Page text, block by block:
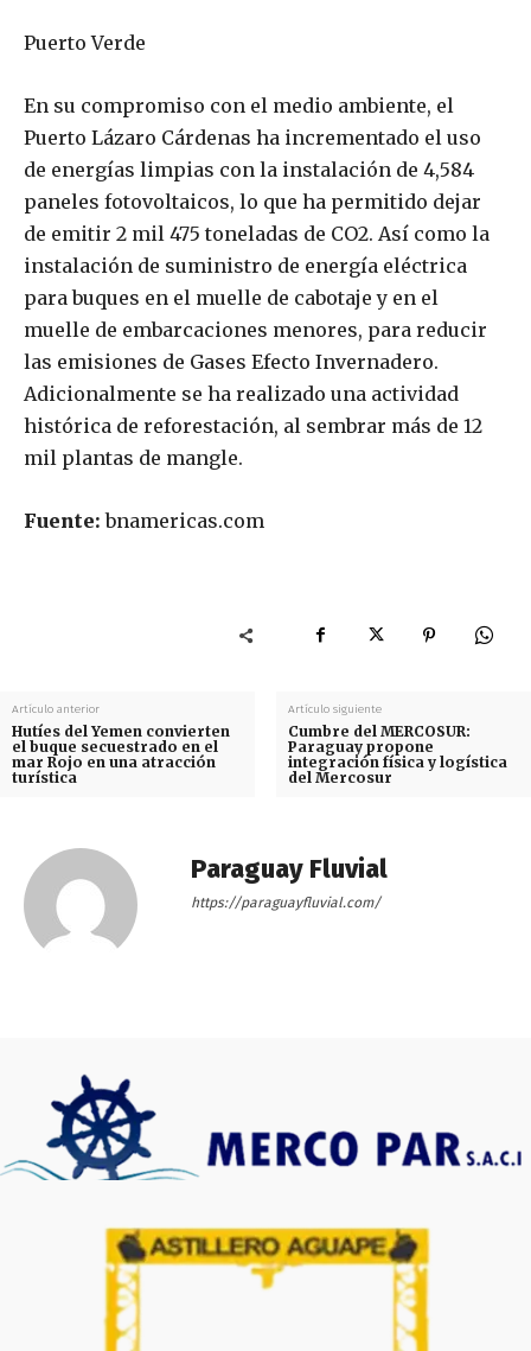
Puerto Verde
En su compromiso con el medio ambiente, el
Puerto Lázaro Cárdenas ha incrementado el uso
de energías limpias con la instalación de 4,584
paneles fotovoltaicos, lo que ha permitido dejar
de emitir 2 mil 475 toneladas de CO2. Así como la
instalación de suministro de energía eléctrica
para buques en el muelle de cabotaje y en el
muelle de embarcaciones menores, para reducir
las emisiones de Gases Efecto Invernadero.
Adicionalmente se ha realizado una actividad
histórica de reforestación, al sembrar más de 12
mil plantas de mangle.
Fuente: bnamericas.com
Artículo anterior
Hutíes del Yemen convierten
el buque secuestrado en el
mar Rojo en una atracción
turística
Artículo siguiente
Cumbre del MERCOSUR:
Paraguay propone
integración física y logística
del Mercosur
Paraguay Fluvial
https://paraguayfluvial.com/